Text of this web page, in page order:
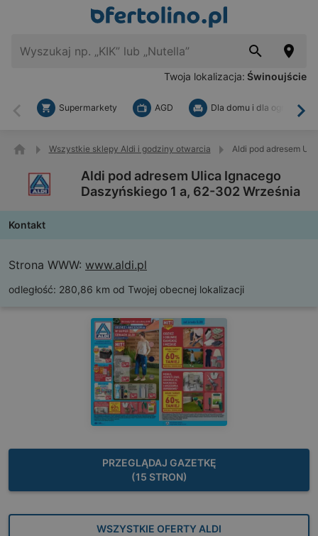
Twoja lokalizacja: Świnoujście
Wstecz
Supermarkety AGD Dla domu i dla ogrodu
Wszystkie sklepy Aldi i godziny otwarcia Aldi pod adresem
Aldi pod adresem Ulica Ignacego
Daszyńskiego 1 a, 62-302 Września
Kontakt
Strona WWW: www.aldi.pl
odległość: 280,86 km od Twojej obecnej lokalizacji
PRZEGLĄDAJ GAZETKĘ
(15 STRON)
WSZYSTKIE OFERTY ALDI